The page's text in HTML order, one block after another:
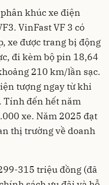
khúc xe điện
VinFast VF 3 có
xe được trang bị động
đi kèm bộ pin 18,64
210 km/lần sạc.
tượng ngay từ khi
Tính đến hết năm
xe. Năm 2025 đạt
thị trường về doanh
315 triệu đồng (đã